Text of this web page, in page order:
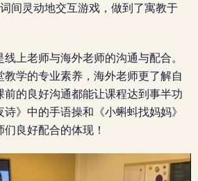
间灵动地交互游戏，做到了寓教于
上老师与海外老师的沟通与配合。
学的专业素养，海外老师更了解自
前的良好沟通都能让课程达到事半功
》中的手语操和《小蝌蚪找妈妈》
良好配合的体现！